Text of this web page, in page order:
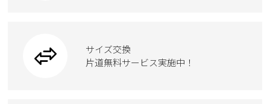
ウェア
ブーツ
トートバッグサイズ交換
片道無料サービス実施中！